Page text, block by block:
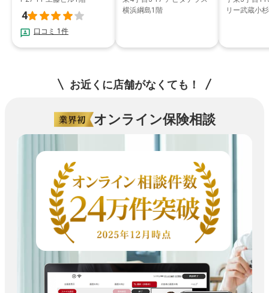
4
口コミ 1件
横浜綱島1階
リー武蔵小
お近くに店舗がなくても！
オンライン保険相談